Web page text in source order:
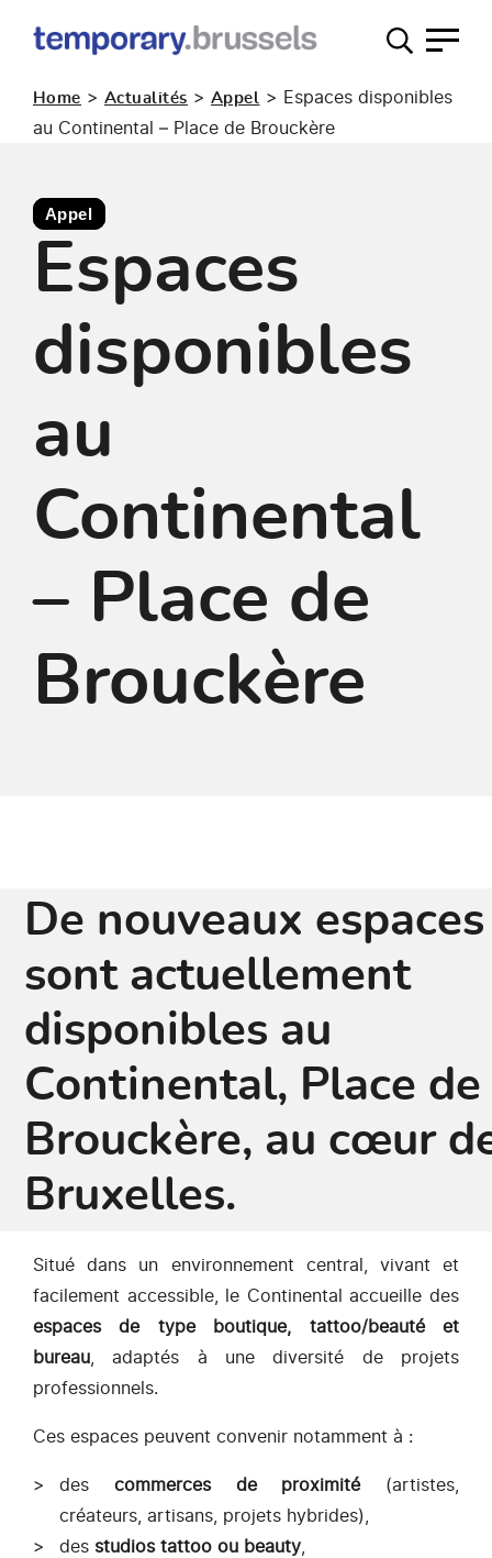
occupation
Home > Actualités > Appel > Espaces disponibles
au Continental – Place de Brouckère
Appel
Espaces
disponibles
au
Continental
– Place de
Brouckère
De nouveaux espaces
sont actuellement
disponibles au
Continental, Place de
Brouckère, au cœur
Bruxelles.
Situé dans un environnement central, vivant et
facilement accessible, le Continental accueille des
espaces de type boutique, tattoo/beauté et
bureau, adaptés à une diversité de projets
professionnels.
Ces espaces peuvent convenir notamment à :
des commerces de proximité(artistes,
créateurs, artisans, projets hybrides),
des studios tattoo ou beauty,